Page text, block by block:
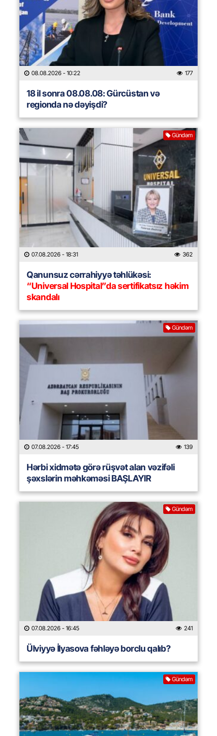
08.08.2026 - 10:22 177
18 il sonra 08.08.08: Gürcüstan və
regionda nə dəyişdi?
Gündəm
07.08.2026 - 18:31 362
Qanunsuz cərrahiyyə təhlükəsi:
“Universal Hospital”da sertifikatsız həkim
skandalı
Gündəm
07.08.2026 - 17:45 139
Hərbi xidmətə görə rüşvət alan vəzifəli
şəxslərin məhkəməsi BAŞLAYIR
Gündəm
07.08.2026 - 16:45 241
Ülviyyə İlyasova fəhləyə borclu qalıb?
Gündəm